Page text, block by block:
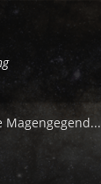
Magengegend...